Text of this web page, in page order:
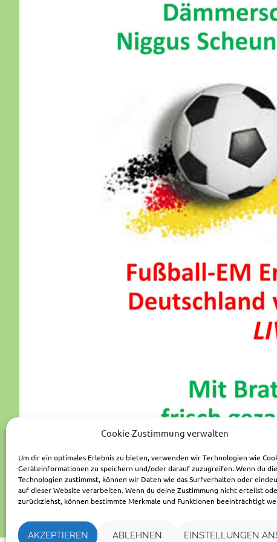
Cookie-Zustimmung verwalten
Um dir ein optimales Erlebnis zu bieten, verwenden wir Technologien wie
Geräteinformationen zu speichern und/oder darauf zuzugreifen. Wenn du
Technologien zustimmst, können wir Daten wie das Surfverhalten oder
auf dieser Website verarbeiten. Wenn du deine Zustimmung nicht erteilst
zurückziehst, können bestimmte Merkmale und Funktionen beeinträchtigt
AKZEPTIEREN ABLEHNEN EINSTELLUNGEN